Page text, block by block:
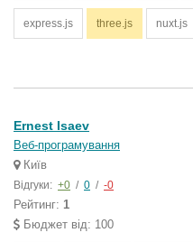
express.js three.js nuxt.js
Ernest Isaev
Веб-програмування
Київ
Відгуки: +0 / 0 / -0
Рейтинг: 1
Бюджет від: 100